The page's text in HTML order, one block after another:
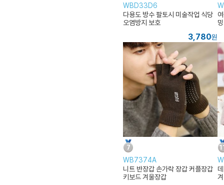
WBD33D6
다용도 방수 팔토시 미술작업 식당
오염방지 보호
3,780원
WB7374A
니트 반장갑 손가락 장갑 커플장갑
키보드 겨울장갑